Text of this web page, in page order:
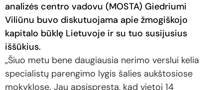
analizės centro vadovu (MOSTA) Giedriumi
Viliūnu buvo diskutuojama apie žmogiškojo
kapitalo būklę Lietuvoje ir su tuo susijusius
iššūkius.
„Šiuo metu bene daugiausia nerimo verslui kelia
specialistų parengimo lygis šalies aukštosiose
mokyklose. Jau apsispręsta, kad vietoj 14